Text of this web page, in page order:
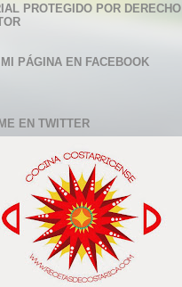
PROTEGIDO POR DERECHO
PÁGINA EN FACEBOOK
EN TWITTER